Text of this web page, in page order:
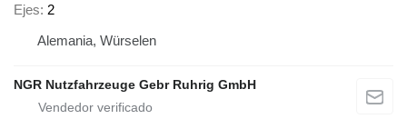
Ejes 2
Alemania, Würselen
NGR Nutzfahrzeuge Gebr Ruhrig GmbH